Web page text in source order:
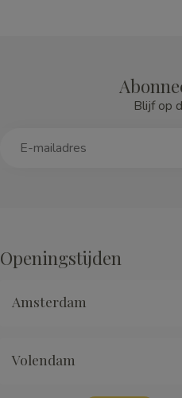
Blijf op
Openingstijden
Amsterdam
Volendam